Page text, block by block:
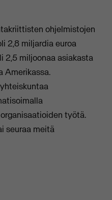
ohjelmistojen
2,8 miljardia euroa
2,5 miljoonaa asiakasta
Amerikassa.
työtä.
seuraa meitä